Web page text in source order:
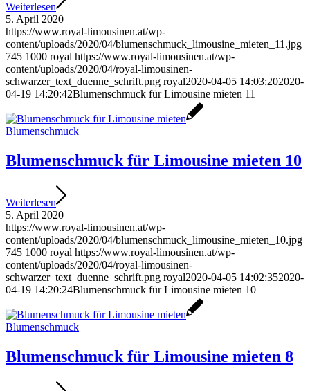
Weiterlesen
5. April 2020
https://www.royal-limousinen.at/wp-
content/uploads/2020/04/blumenschmuck_limousine_mieten_11.jpg
745 1000 royal https://www.royal-limousinen.at/wp-
content/uploads/2020/04/royal-limousinen-
schwarzer_text_duenne_schrift.png royal2020-04-05 14:03:202020-
04-19 14:20:42Blumenschmuck für Limousine mieten 11
Blumenschmuck
Blumenschmuck für Limousine mieten 10
Weiterlesen
5. April 2020
https://www.royal-limousinen.at/wp-
content/uploads/2020/04/blumenschmuck_limousine_mieten_10.jpg
745 1000 royal https://www.royal-limousinen.at/wp-
content/uploads/2020/04/royal-limousinen-
schwarzer_text_duenne_schrift.png royal2020-04-05 14:02:352020-
04-19 14:20:24Blumenschmuck für Limousine mieten 10
Blumenschmuck
Blumenschmuck für Limousine mieten 8